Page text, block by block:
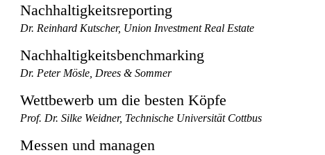
Nachhaltigkeitsreporting
Dr. Reinhard Kutscher, Union Investment Real Estate
Nachhaltigkeitsbenchmarking
Dr. Peter Mösle, Drees & Sommer
Wettbewerb um die besten Köpfe
Prof. Dr. Silke Weidner, Technische Universität Cottbus
Messen und managen